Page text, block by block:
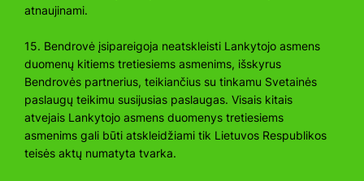
atnaujinami.
15. Bendrovė įsipareigoja neatskleisti Lankytojo asmens
duomenų kitiems tretiesiems asmenims, išskyrus
Bendrovės partnerius, teikiančius su tinkamu Svetainės
paslaugų teikimu susijusias paslaugas. Visais kitais
atvejais Lankytojo asmens duomenys tretiesiems
asmenims gali būti atskleidžiami tik Lietuvos Respublikos
teisės aktų numatyta tvarka.